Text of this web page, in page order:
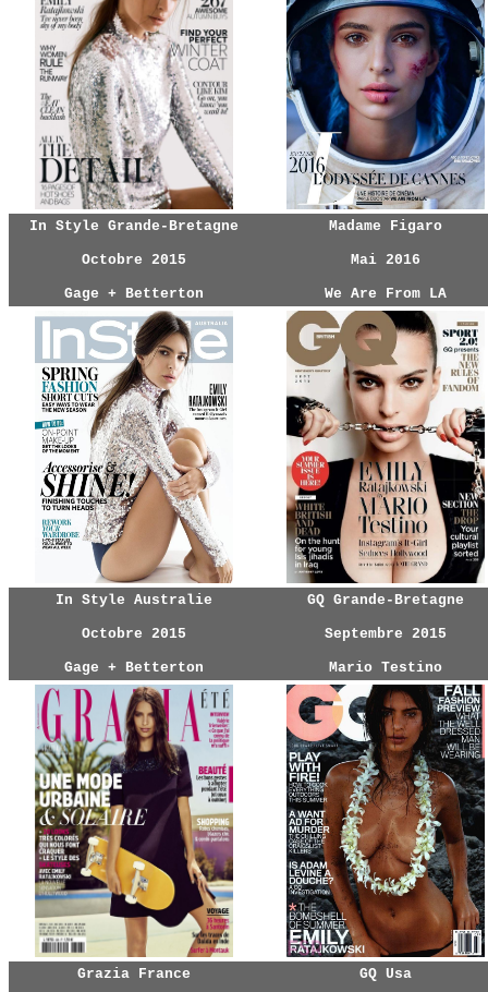
In Style Grande-Bretagne
Octobre 2015
Gage + Betterton
Madame Figaro
Mai 2016
We Are From LA
In Style Australie
Octobre 2015
Gage + Betterton
GQ Grande-Bretagne
Septembre 2015
Mario Testino
Grazia France GQ Usa